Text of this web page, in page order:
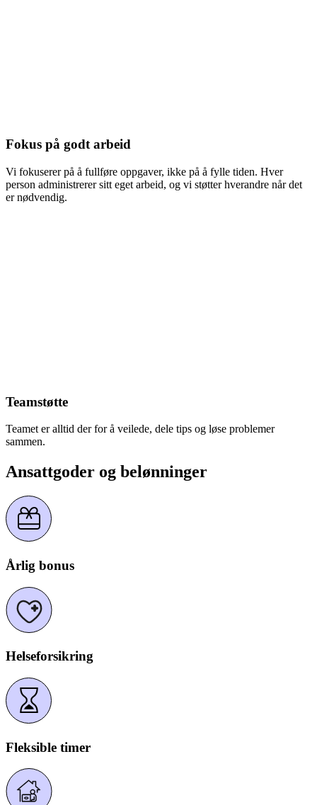
Fokus på godt arbeid
Vi fokuserer på å fullføre oppgaver, ikke på å fylle tiden. Hver
person administrerer sitt eget arbeid, og vi støtter hverandre når det
er nødvendig.
Teamstøtte
Teamet er alltid der for å veilede, dele tips og løse problemer
sammen.
Ansattgoder og belønninger
Årlig bonus
Helseforsikring
Fleksible timer
Nødvendig
Preferanser
Markedsføring